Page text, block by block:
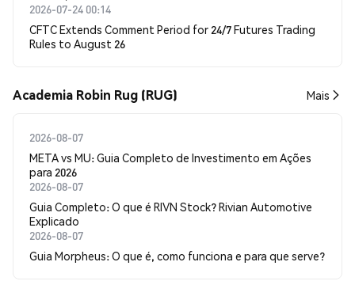
2026-07-24 00:14
CFTC Extends Comment Period for 24/7 Futures Trading
Rules to August 26
Academia Robin Rug (RUG) Mais
2026-08-07
META vs MU: Guia Completo de Investimento em Ações
para 2026
2026-08-07
Guia Completo: O que é RIVN Stock? Rivian Automotive
Explicado
2026-08-07
Guia Morpheus: O que é, como funciona e para que serve?